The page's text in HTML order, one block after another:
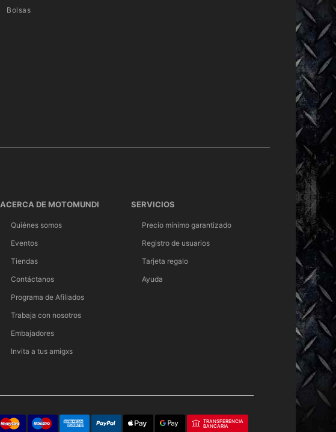
Bolsas
ACERCA DE MOTOMUNDI
Quiénes somos
Eventos
Tiendas
Contáctanos
Programa de Afiliados
Trabaja con nosotros
Embajadores
Invita a tus amigxs
SERVICIOS
Precio mínimo garantizado
Registro de usuarios
Tarjeta regalo
Ayuda
TRANSFERENCIA
BANCARIA